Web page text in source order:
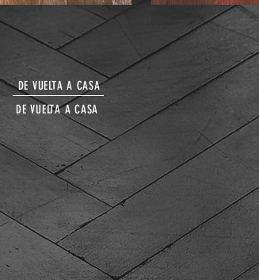
DE VUELTA A CASA
DE VUELTA A CASA